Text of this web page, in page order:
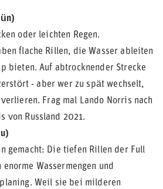
oder leichten Regen.
flache Rillen, die Wasser ableiten
bieten. Auf abtrocknender Strecke
- aber wer zu spät wechselt,
verlieren. Frag mal Lando Norris nach
von Russland 2021.
gemacht: Die tiefen Rillen der Full
Wassermengen und
Weil sie bei milderen